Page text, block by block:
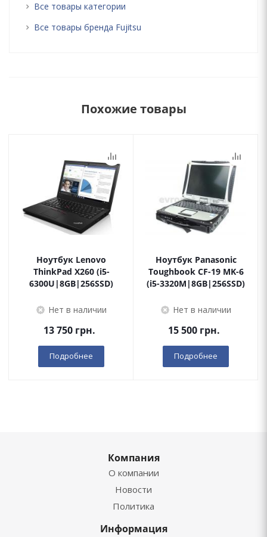
Все товары категории
Все товары бренда Fujitsu
Похожие товары
Ноутбук Lenovo
ThinkPad X260 (i5-
6300U|8GB|256SSD)
Нет в наличии
13 750грн.
Подробнее
Ноутбук Panasonic
Toughbook CF-19 MK-6
(i5-3320M|8GB|256SSD)
Нет в наличии
15 500грн.
Подробнее
Компания
О компании
Новости
Политика
Информация